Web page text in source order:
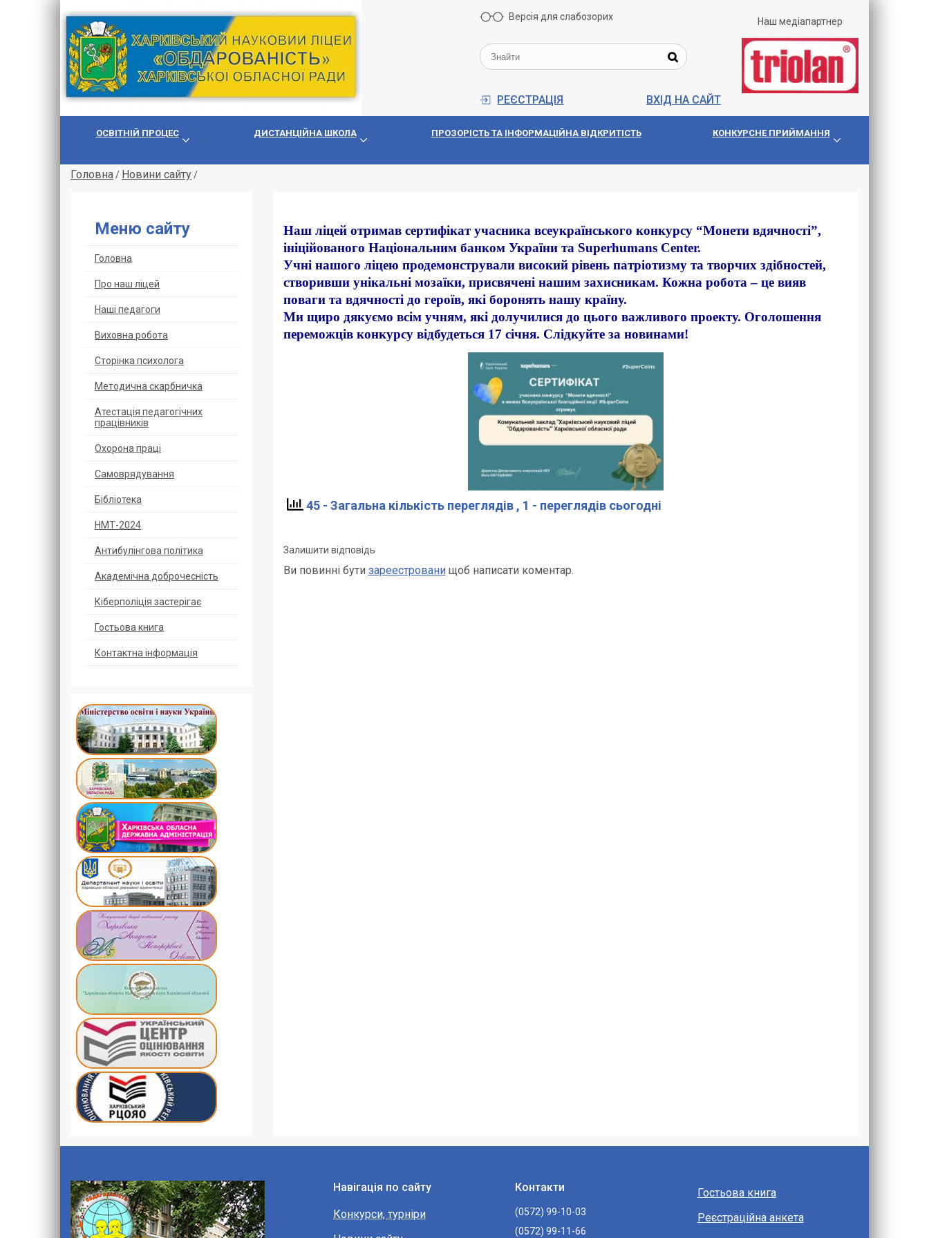
Версія для слабозорих
РЕЄСТРАЦІЯ ВХІД НА САЙТ
Наш медіапартнер
ОСВІТНІЙ ПРОЦЕС ДИСТАНЦІЙНА ШКОЛА ПРОЗОРIСТЬ ТА IНФОРМАЦIЙНА ВIДКРИТIСТЬ КОНКУРСНЕ ПРИЙМАННЯ
Головна/ Новини сайту/
Меню сайту
Головна
Про наш ліцей
Наші педагоги
Виховна робота
Сторінка психолога
Методична скарбничка
Атестація педагогічних
працівників
Охорoна прaці
Самоврядування
Бібліотека
НМТ-2024
Антибулінгова політика
Академічна доброчесність
Кіберполіція застерігає
Гостьова книга
Контактна інформація
Наш ліцей отримав сертифікат учасника всеукраїнського конкурсу “Монети вдячності”,
ініційованого Національним банком України та Superhumans Center.
Учні нашого ліцею продемонстрували високий рівень патріотизму та творчих здібностей,
створивши унікальні мозаїки, присвячені нашим захисникам. Кожна робота – це вияв
поваги та вдячності до героїв, які боронять нашу країну.
Ми щиро дякуємо всім учням, які долучилися до цього важливого проекту. Оголошення
переможців конкурсу відбудеться 17 січня. Слідкуйте за новинами!
45 - Загальна кількість переглядів , 1 - переглядів сьогодні
Залишити відповідь
Ви повинні бути зареестрованищоб написати коментар.
Навігація по сайту
Конкурси, турніри
Контакти
(0572) 99-10-03
(0572) 99-11-66
Гостьова книга
Реєстраційна анкета